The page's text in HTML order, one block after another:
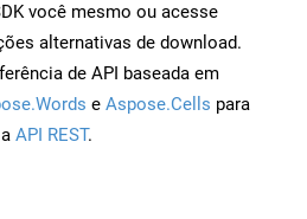
você mesmo ou acesse
alternativas de download.
de API baseada em
e Aspose.Cells para
API REST.